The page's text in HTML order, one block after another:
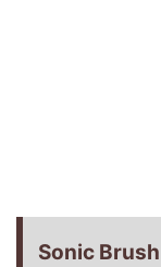
Sonic Brush